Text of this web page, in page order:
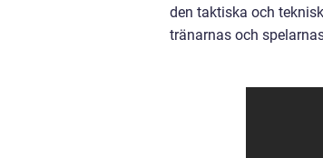
den taktiska och
tränarnas och